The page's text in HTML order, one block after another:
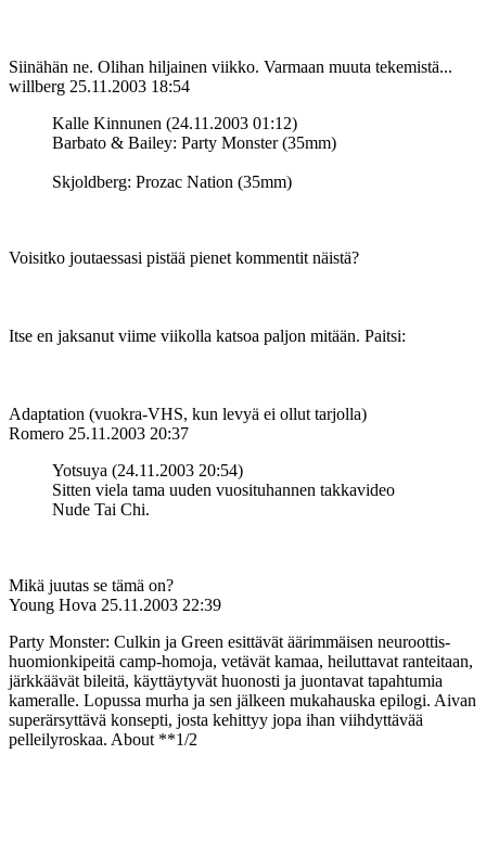
Siinähän ne. Olihan hiljainen viikko. Varmaan muuta tekemistä...
willberg 25.11.2003 18:54
Kalle Kinnunen (24.11.2003 01:12)
Barbato & Bailey: Party Monster (35mm)
Skjoldberg: Prozac Nation (35mm)
Voisitko joutaessasi pistää pienet kommentit näistä?
Itse en jaksanut viime viikolla katsoa paljon mitään. Paitsi:
Adaptation (vuokra-VHS, kun levyä ei ollut tarjolla)
Romero 25.11.2003 20:37
Yotsuya (24.11.2003 20:54)
Sitten viela tama uuden vuosituhannen takkavideo
Nude Tai Chi.
Mikä juutas se tämä on?
Young Hova 25.11.2003 22:39
Party Monster: Culkin ja Green esittävät äärimmäisen neuroottis-
huomionkipeitä camp-homoja, vetävät kamaa, heiluttavat ranteitaan,
järkkäävät bileitä, käyttäytyvät huonosti ja juontavat tapahtumia
kameralle. Lopussa murha ja sen jälkeen mukahauska epilogi. Aivan
superärsyttävä konsepti, josta kehittyy jopa ihan viihdyttävää
pelleilyroskaa. About **1/2